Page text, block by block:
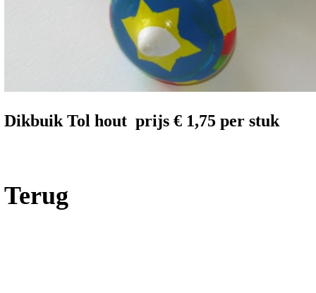
Dikbuik Tol hout prijs € 1,75 per stuk
Terug